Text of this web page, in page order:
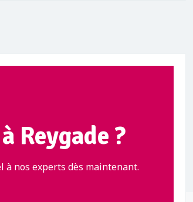
Reygade ?
à nos experts dès maintenant.